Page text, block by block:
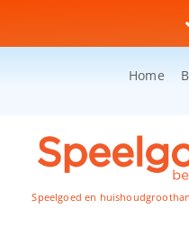
inhoud
Home
Speelgoed en